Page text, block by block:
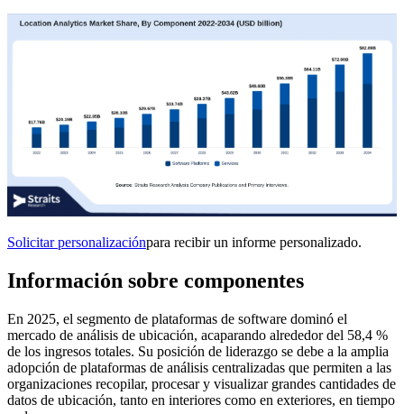
Solicitar personalizaciónpara recibir un informe personalizado.
Información sobre componentes
En 2025, el segmento de plataformas de software dominó el
mercado de análisis de ubicación, acaparando alrededor del 58,4 %
de los ingresos totales. Su posición de liderazgo se debe a la amplia
adopción de plataformas de análisis centralizadas que permiten a las
organizaciones recopilar, procesar y visualizar grandes cantidades de
datos de ubicación, tanto en interiores como en exteriores, en tiempo